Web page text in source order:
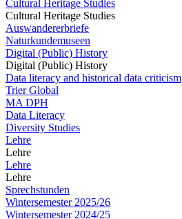
Cultural Heritage Studies
Cultural Heritage Studies
Auswandererbriefe
Naturkundemuseen
Digital (Public) History
Digital (Public) History
Data literacy and historical data criticism
Trier Global
MA DPH
Data Literacy
Diversity Studies
Lehre
Lehre
Lehre
Lehre
Sprechstunden
Wintersemester 2025/26
Wintersemester 2024/25